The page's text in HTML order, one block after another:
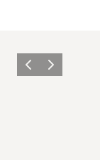
ZurückWeiter